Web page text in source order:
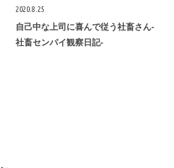
2020.8.25
自己中な上司に喜んで従う社畜さん‐
社畜センパイ観察日記‐